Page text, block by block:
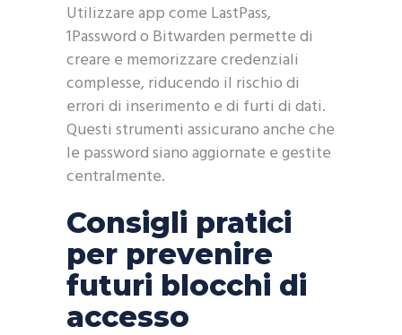
Utilizzare app come LastPass,
1Password o Bitwarden permette di
creare e memorizzare credenziali
complesse, riducendo il rischio di
errori di inserimento e di furti di dati.
Questi strumenti assicurano anche che
le password siano aggiornate e gestite
centralmente.
Consigli pratici
per prevenire
futuri blocchi di
accesso